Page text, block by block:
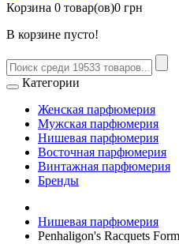
Корзина 0 товар(ов)0 грн
В корзине пусто!
Категории
Женская парфюмерия
Мужская парфюмерия
Нишевая парфюмерия
Восточная парфюмерия
Винтажная парфюмерия
Бренды
Нишевая парфюмерия
Penhaligon's Racquets